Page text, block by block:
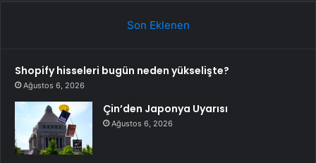
Son Eklenen
Shopify hisseleri bugün neden yükselişte?
Ağustos 6, 2026
Çin’den Japonya Uyarısı
Ağustos 6, 2026